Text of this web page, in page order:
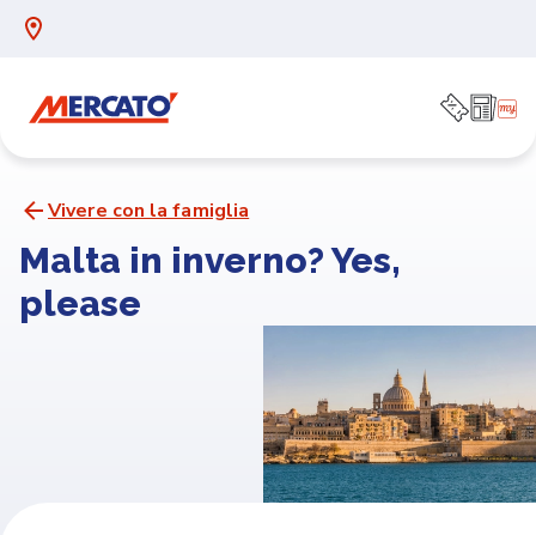
Vivere con la famiglia
Malta in inverno? Yes,
please